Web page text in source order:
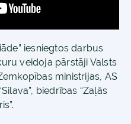
iesniegtos darbus
veidoja pārstāji Valsts
ministrijas, AS
biedrības “Zaļās